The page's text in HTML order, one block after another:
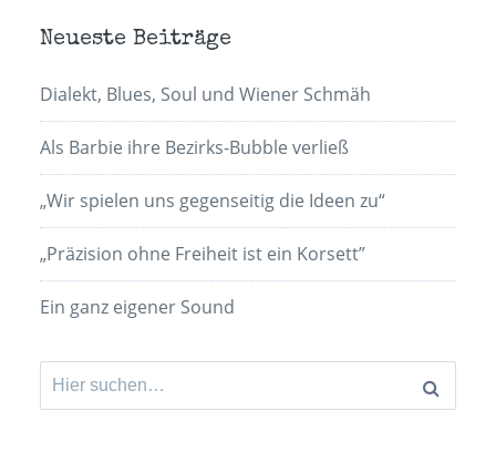
Neueste Beiträge
Dialekt, Blues, Soul und Wiener Schmäh
Als Barbie ihre Bezirks-Bubble verließ
„Wir spielen uns gegenseitig die Ideen zu“
„Präzision ohne Freiheit ist ein Korsett”
Ein ganz eigener Sound
Suchen
nach: